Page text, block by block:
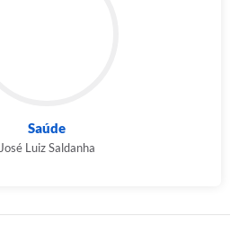
Saúde
José Luiz Saldanha